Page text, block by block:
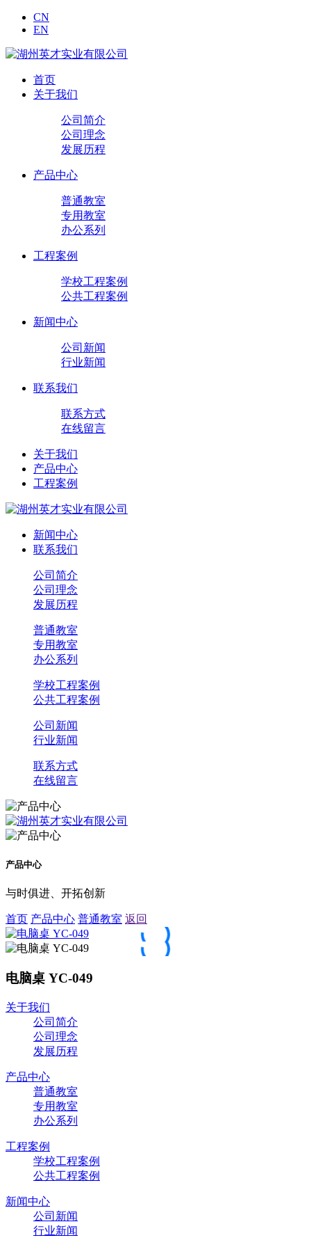
CN
EN
首页
关于我们
公司简介
公司理念
发展历程
产品中心
普通教室
专用教室
办公系列
工程案例
学校工程案例
公共工程案例
新闻中心
公司新闻
行业新闻
联系我们
联系方式
在线留言
关于我们
产品中心
工程案例
新闻中心
联系我们
公司简介
公司理念
发展历程
普通教室
专用教室
办公系列
学校工程案例
公共工程案例
公司新闻
行业新闻
联系方式
在线留言
产品中心
与时俱进、开拓创新
首页 产品中心 普通教室 返回
电脑桌 YC-049
关于我们
公司简介
公司理念
发展历程
产品中心
普通教室
专用教室
办公系列
工程案例
学校工程案例
公共工程案例
新闻中心
公司新闻
行业新闻